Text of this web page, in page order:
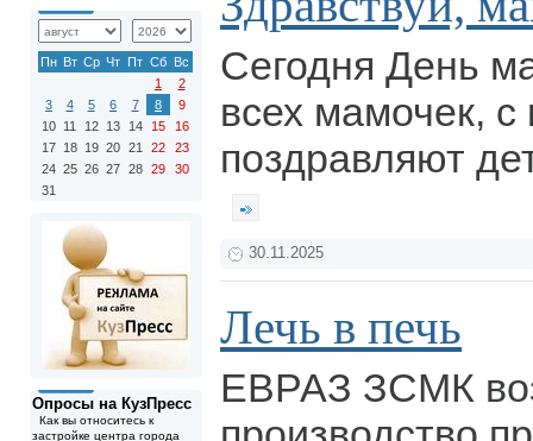
Пн Вт Ср Чт Пт Сб Вс
1
2
3
4 5 6 7 8
9
10 11 12 13 14 15
16
17 18 19 20 21 22
23
24 25 26 27 28 29
30
31
Опросы на КузПресс
Как вы относитесь к
застройке центра города
Сегодня День
всех мамочек,
поздравляют
30.11.2025
Лечь в печь
ЕВРАЗ ЗСМК